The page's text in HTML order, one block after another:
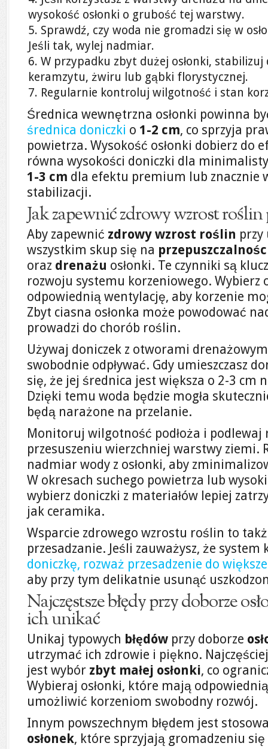
wysokość osłonki o grubość tej warstwy.
Sprawdź, czy woda nie gromadzi się w
Jeśli tak, wylej nadmiar.
W przypadku zbyt dużej osłonki,
keramzytu, żwiru lub gąbki florystycznej.
Regularnie kontroluj wilgotność i stan
Średnica wewnętrzna osłonki powinna
średnica doniczki o 1-2 cm, co sprzyja
powietrza. Wysokość osłonki dobierz do
równa wysokości doniczki dla
1-3 cm dla efektu premium lub znacznie
stabilizacji.
Jak zapewnić zdrowy wzrost roślin
Aby zapewnić zdrowy wzrost roślin przy
wszystkim skup się na
oraz drenażu osłonki. Te czynniki są
rozwoju systemu korzeniowego. Wybierz
odpowiednią wentylację, aby korzenie
Zbyt ciasna osłonka może powodować
prowadzi do chorób roślin.
Używaj doniczek z otworami
swobodnie odpływać. Gdy umieszczasz
się, że jej średnica jest większa o 2-3 cm
Dzięki temu woda będzie mogła
będą narażone na przelanie.
Monitoruj wilgotność podłoża i podlewaj
przesuszeniu wierzchniej warstwy ziemi.
nadmiar wody z osłonki, aby
W okresach suchego powietrza lub
wybierz doniczki z materiałów lepiej
jak ceramika.
Wsparcie zdrowego wzrostu roślin to
przesadzanie. Jeśli zauważysz, że
doniczkę, rozważ przesadzenie do
aby przy tym delikatnie usunąć
Najczęstsze błędy przy doborze
ich unikać
Unikaj typowych błędów przy doborze
utrzymać ich zdrowie i piękno.
jest wybór zbyt małej osłonki, co
Wybieraj osłonki, które mają
umożliwić korzeniom swobodny rozwój.
Innym powszechnym błędem jest
osłonek, które sprzyjają gromadzeniu